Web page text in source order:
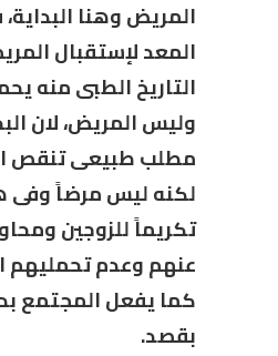
المريض وهنا
المعد لإستقبال
التاريخ الطبى منه
وليس المريض، لان
مطلب طبيعى تنقص
لكنه ليس مرضاً وفى
تكريماً للزوجين
عنهم وعدم تحمليهم
كما يفعل المجتمع
بقصد.